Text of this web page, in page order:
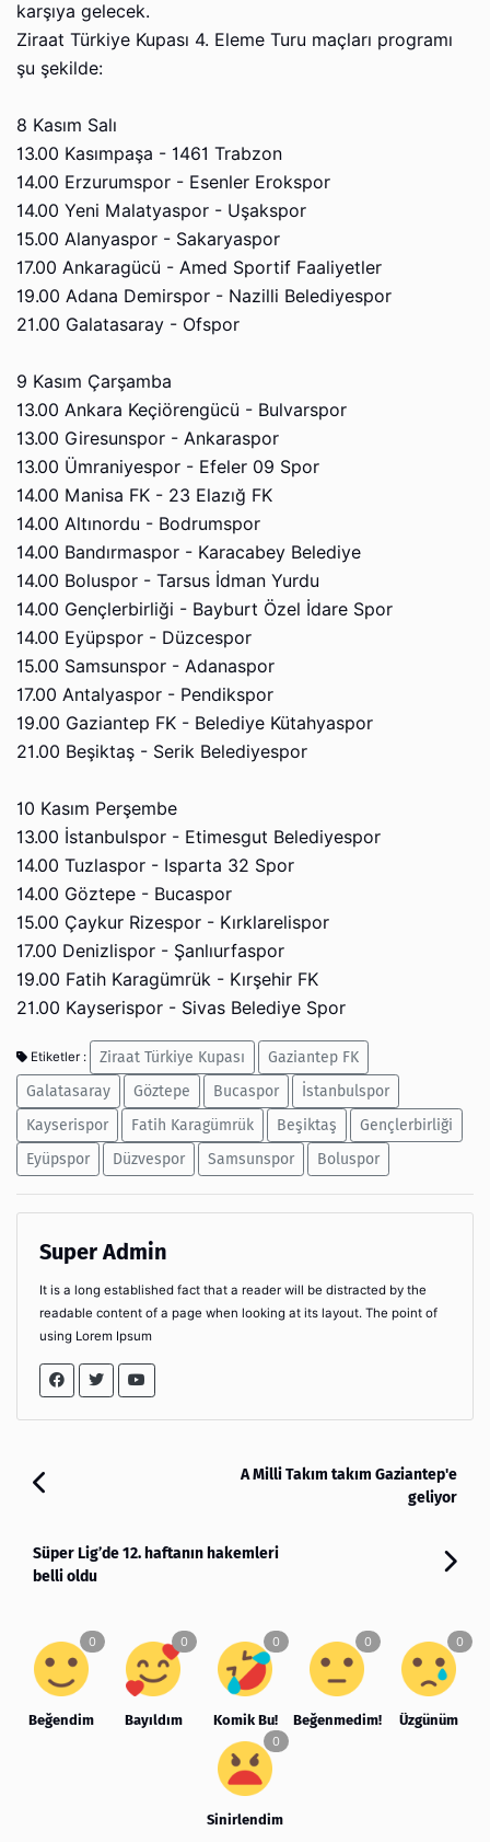
karşıya gelecek.
Ziraat Türkiye Kupası 4. Eleme Turu maçları programı
şu şekilde:
8 Kasım Salı
13.00 Kasımpaşa - 1461 Trabzon
14.00 Erzurumspor - Esenler Erokspor
14.00 Yeni Malatyaspor - Uşakspor
15.00 Alanyaspor - Sakaryaspor
17.00 Ankaragücü - Amed Sportif Faaliyetler
19.00 Adana Demirspor - Nazilli Belediyespor
21.00 Galatasaray - Ofspor
9 Kasım Çarşamba
13.00 Ankara Keçiörengücü - Bulvarspor
13.00 Giresunspor - Ankaraspor
13.00 Ümraniyespor - Efeler 09 Spor
14.00 Manisa FK - 23 Elazığ FK
14.00 Altınordu - Bodrumspor
14.00 Bandırmaspor - Karacabey Belediye
14.00 Boluspor - Tarsus İdman Yurdu
14.00 Gençlerbirliği - Bayburt Özel İdare Spor
14.00 Eyüpspor - Düzcespor
15.00 Samsunspor - Adanaspor
17.00 Antalyaspor - Pendikspor
19.00 Gaziantep FK - Belediye Kütahyaspor
21.00 Beşiktaş - Serik Belediyespor
10 Kasım Perşembe
13.00 İstanbulspor - Etimesgut Belediyespor
14.00 Tuzlaspor - Isparta 32 Spor
14.00 Göztepe - Bucaspor
15.00 Çaykur Rizespor - Kırklarelispor
17.00 Denizlispor - Şanlıurfaspor
19.00 Fatih Karagümrük - Kırşehir FK
21.00 Kayserispor - Sivas Belediye Spor
Etiketler : Ziraat Türkiye Kupası
Gaziantep FK
Galatasaray
Göztepe Bucaspor
İstanbulspor
Kayserispor
Fatih Karagümrük Beşiktaş
Gençlerbirliği
Eyüpspor
Düzvespor Samsunspor Boluspor
Super Admin
It is a long established fact that a reader will be distracted by the
readable content of a page when looking at its layout. The point of
using Lorem Ipsum
A Milli Takım takım Gaziantep'e
geliyor
Süper Lig’de 12. haftanın hakemleri
belli oldu
Beğendim Bayıldım Komik Bu! Beğenmedim! Üzgünüm
Sinirlendim